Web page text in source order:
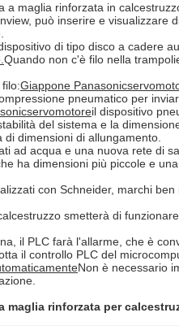
a maglia rinforzata in
può inserire e visualizzare
di tipo disco a cadere
Quando non c'è filo nella
Giappone Panasonic
pneumatico per
servomotoreil dispositivo
del sistema e la
dimensioni di allungamento.
ad acqua e una nuova rete di
ha dimensioni più piccole e
con Schneider, marchi
smetterà di
il PLC farà l'allarme, che è
il controllo PLC del
Non è necessario
maglia rinforzata per